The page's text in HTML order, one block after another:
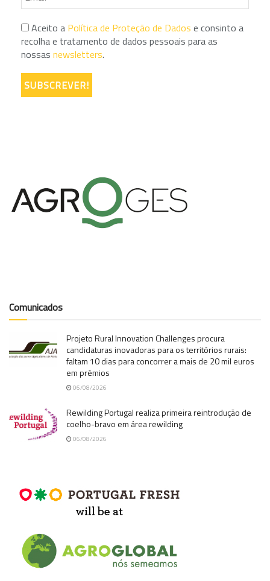
Aceito a Política de Proteção de Dados e consinto a
recolha e tratamento de dados pessoais para as
nossas newsletters.
Comunicados
Projeto Rural Innovation Challenges procura
candidaturas inovadoras para os territórios rurais:
faltam 10 dias para concorrer a mais de 20 mil euros
em prémios
06/08/2026
Rewilding Portugal realiza primeira reintrodução de
coelho-bravo em área rewilding
06/08/2026